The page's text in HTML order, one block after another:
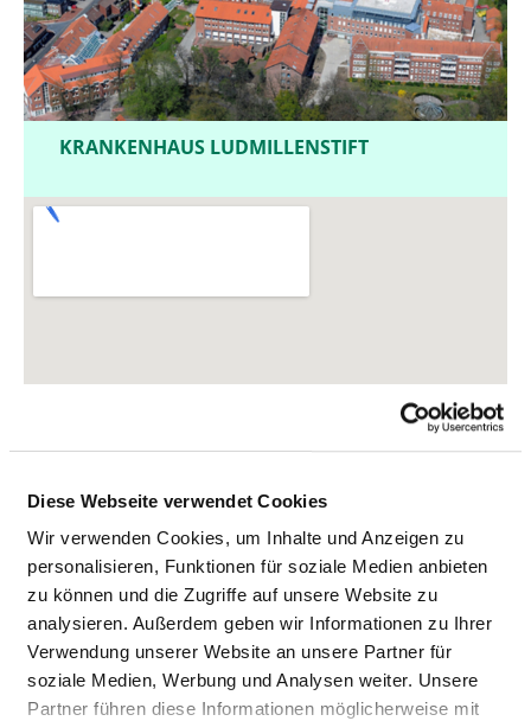
Diese Webseite verwendet Cookies
Wir verwenden Cookies, um Inhalte und Anzeigen zu
personalisieren, Funktionen für soziale Medien anbieten
zu können und die Zugriffe auf unsere Website zu
analysieren. Außerdem geben wir Informationen zu Ihrer
Verwendung unserer Website an unsere Partner für
soziale Medien, Werbung und Analysen weiter. Unsere
Partner führen diese Informationen möglicherweise mit
KRANKENHAUS LUDMILLENSTIFT
Ludmillenstraße 4-6
49716 Meppen